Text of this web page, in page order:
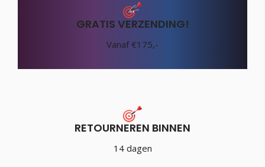
GRATIS VERZENDING!
Vanaf €175,-
RETOURNEREN BINNEN
14 dagen